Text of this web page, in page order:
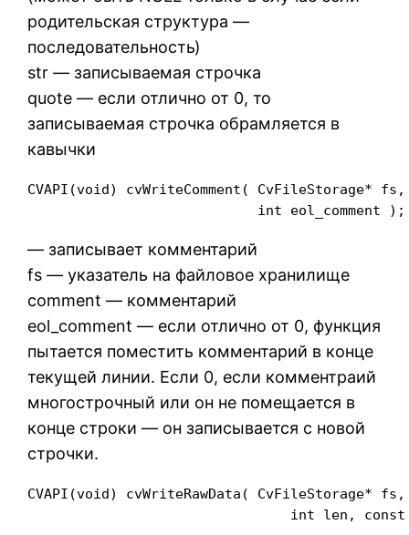
родительская структура —
последовательность)
str — записываемая строчка
quote — если отлично от 0, то
записываемая строчка обрамляется в
кавычки
CVAPI(void) cvWriteComment( CvFileStorage*
                            int eol_comment );
— записывает комментарий
fs — указатель на файловое хранилище
comment — комментарий
eol_comment — если отлично от 0, функция
пытается поместить комментарий в конце
текущей линии. Если 0, если комментраий
многострочный или он не помещается в
конце строки — он записывается с новой
строчки.
CVAPI(void) cvWriteRawData( CvFileStorage*
int len,